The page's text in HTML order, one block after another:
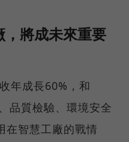
將成未來重要
年成長60%，和
品質檢驗、環境安全
在智慧工廠的戰情